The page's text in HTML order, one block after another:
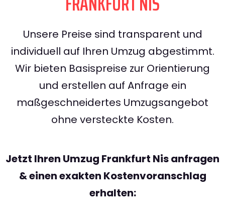
Unsere Preise sind transparent und
individuell auf Ihren Umzug abgestimmt.
Wir bieten Basispreise zur Orientierung
und erstellen auf Anfrage ein
maßgeschneidertes Umzugsangebot
ohne versteckte Kosten.
Jetzt Ihren Umzug Frankfurt Nis anfragen
& einen exakten Kostenvoranschlag
erhalten: